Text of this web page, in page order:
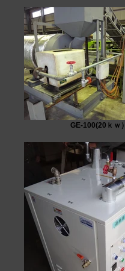
GE-100(20ｋｗ）